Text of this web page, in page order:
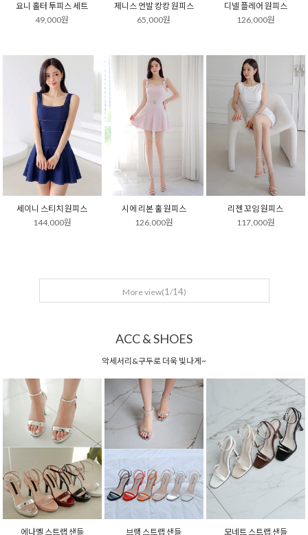
요니 홀터 투피스 세트
49,000원
제니스 언발 캉캉 원피스
65,000원
디넬 플레어 원피스
126,000원
세이니 스티치 원피스
144,000원
시에 리본 훌 원피스
126,000원
리젠 꼬임 원피스
117,000원
More view(1 /14)
ACC & SHOES
악세서리&구두로 더욱 빛나게~
에나멜 스트랩 샌들
브랭 스트랩 샌들
모네트 스트랩 샌들